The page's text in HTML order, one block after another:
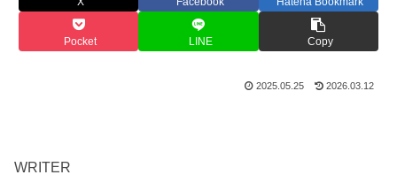
Pocket LINE Copy
2025.05.25 2026.03.12
WRITER